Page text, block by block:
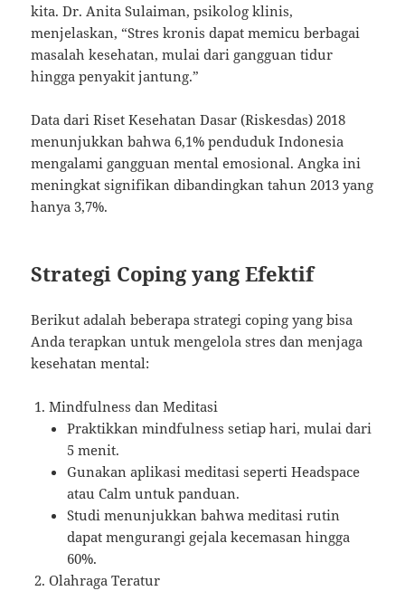
kita. Dr. Anita Sulaiman, psikolog klinis,
menjelaskan, “Stres kronis dapat memicu berbagai
masalah kesehatan, mulai dari gangguan tidur
hingga penyakit jantung.”
Data dari Riset Kesehatan Dasar (Riskesdas) 2018
menunjukkan bahwa 6,1% penduduk Indonesia
mengalami gangguan mental emosional. Angka ini
meningkat signifikan dibandingkan tahun 2013 yang
hanya 3,7%.
Strategi Coping yang Efektif
Berikut adalah beberapa strategi coping yang bisa
Anda terapkan untuk mengelola stres dan menjaga
kesehatan mental:
Mindfulness dan Meditasi
Praktikkan mindfulness setiap hari, mulai dari
5 menit.
Gunakan aplikasi meditasi seperti Headspace
atau Calm untuk panduan.
Studi menunjukkan bahwa meditasi rutin
dapat mengurangi gejala kecemasan hingga
60%.
Olahraga Teratur